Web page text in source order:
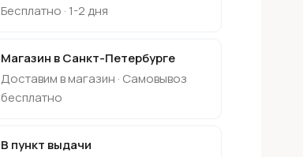
Бесплатно · 1-2 дня
Магазин в Санкт-Петербурге
Доставим в магазин · Самовывоз
бесплатно
В пункт выдачи